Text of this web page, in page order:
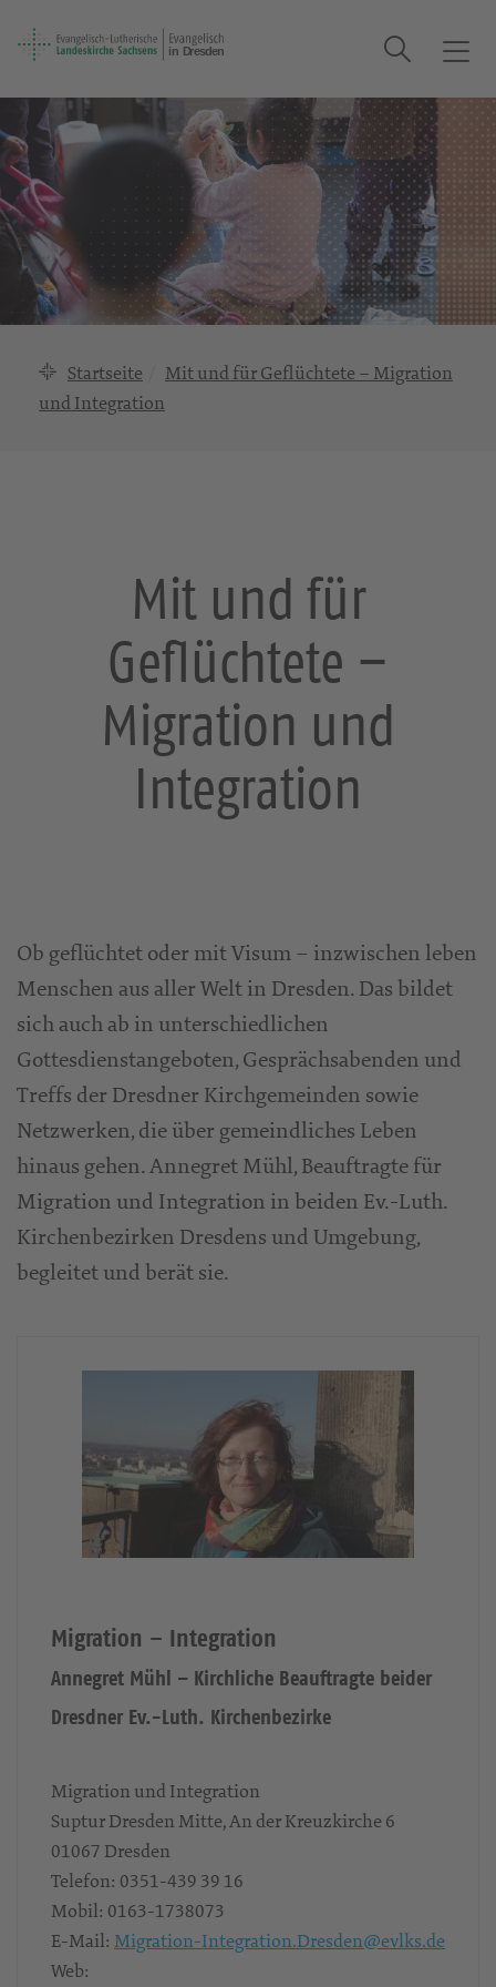
T
i
g
t
Suche
Startseite
Mit und für Geflüchtete – Migration
und Integration
Mit und für
Geflüchtete –
Migration und
Integration
Ob geflüchtet oder mit Visum – inzwischen leben
Menschen aus aller Welt in Dresden. Das bildet
sich auch ab in unterschiedlichen
Gottesdienstangeboten, Gesprächsabenden und
Treffs der Dresdner Kirchgemeinden sowie
Netzwerken, die über gemeindliches Leben
hinaus gehen. Annegret Mühl, Beauftragte für
Migration und Integration in beiden Ev.-Luth.
Kirchenbezirken Dresdens und Umgebung,
begleitet und berät sie.
Migration – Integration
Annegret Mühl – Kirchliche Beauftragte beider
Dresdner Ev.-Luth. Kirchenbezirke
Migration und Integration
Suptur Dresden Mitte, An der Kreuzkirche 6
01067 Dresden
Telefon: 0351-439 39 16
Mobil: 0163-1738073
E-Mail: Migration-Integration.Dresden@evlks.de
Web: